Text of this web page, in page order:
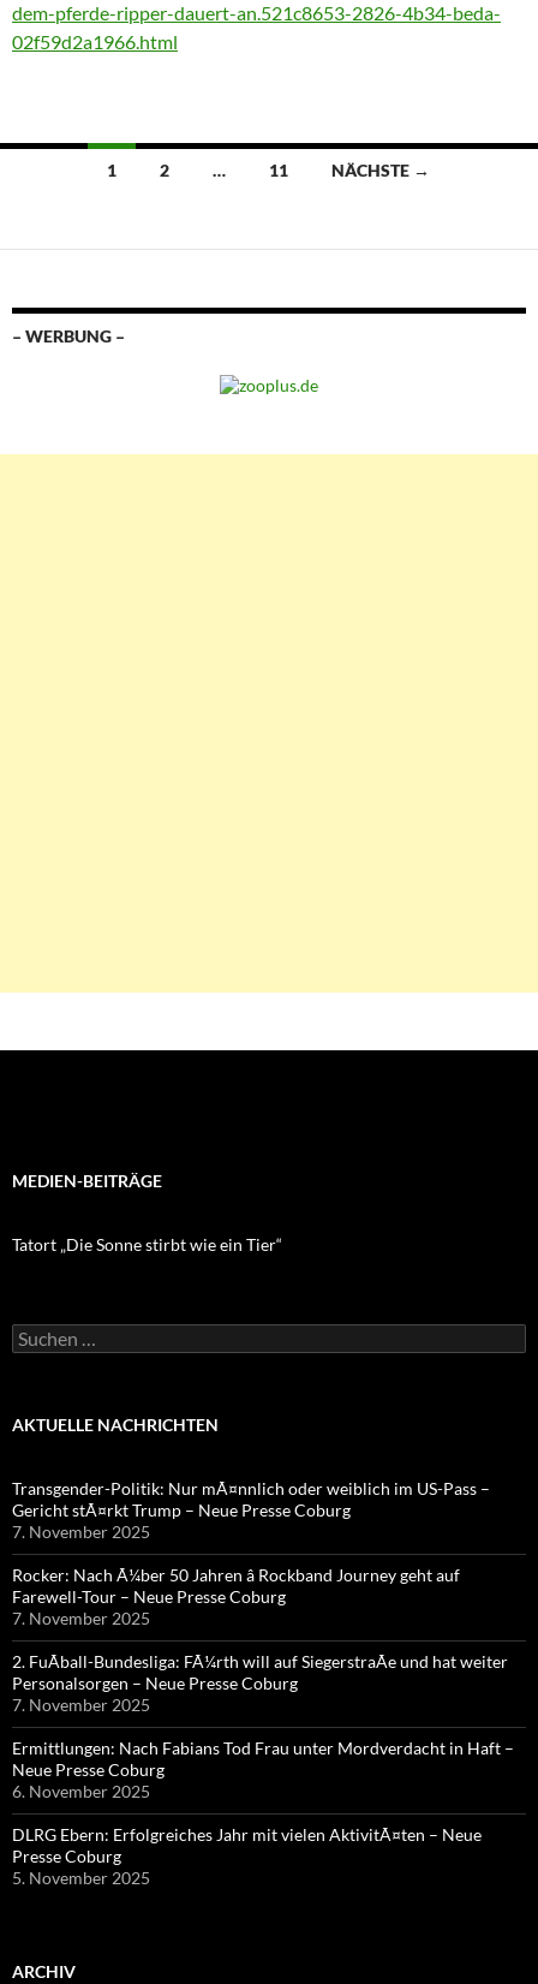
dem-pferde-ripper-dauert-an.521c8653-2826-4b34-beda-
02f59d2a1966.html
Beitragsnavigation
1 2 … 11 NÄCHSTE →
– WERBUNG –
MEDIEN-BEITRÄGE
Tatort „Die Sonne stirbt wie ein Tier“
Suchen
nach:
AKTUELLE NACHRICHTEN
Transgender-Politik: Nur mÃ¤nnlich oder weiblich im US-Pass –
Gericht stÃ¤rkt Trump – Neue Presse Coburg
7. November 2025
Rocker: Nach Ã¼ber 50 Jahren â Rockband Journey geht auf
Farewell-Tour – Neue Presse Coburg
7. November 2025
2. FuÃball-Bundesliga: FÃ¼rth will auf SiegerstraÃe und hat weiter
Personalsorgen – Neue Presse Coburg
7. November 2025
Ermittlungen: Nach Fabians Tod Frau unter Mordverdacht in Haft –
Neue Presse Coburg
6. November 2025
DLRG Ebern: Erfolgreiches Jahr mit vielen AktivitÃ¤ten – Neue
Presse Coburg
5. November 2025
ARCHIV